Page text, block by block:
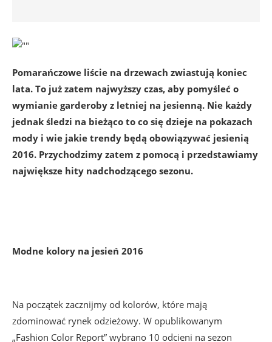
Pomarańczowe liście na drzewach zwiastują koniec
lata. To już zatem najwyższy czas, aby pomyśleć o
wymianie garderoby z letniej na jesienną. Nie każdy
jednak śledzi na bieżąco to co się dzieje na pokazach
mody i wie jakie trendy będą obowiązywać jesienią
2016. Przychodzimy zatem z pomocą i przedstawiamy
największe hity nadchodzącego sezonu.
Modne kolory na jesień 2016
Na początek zacznijmy od kolorów, które mają
zdominować rynek odzieżowy. W opublikowanym
„Fashion Color Report” wybrano 10 odcieni na sezon